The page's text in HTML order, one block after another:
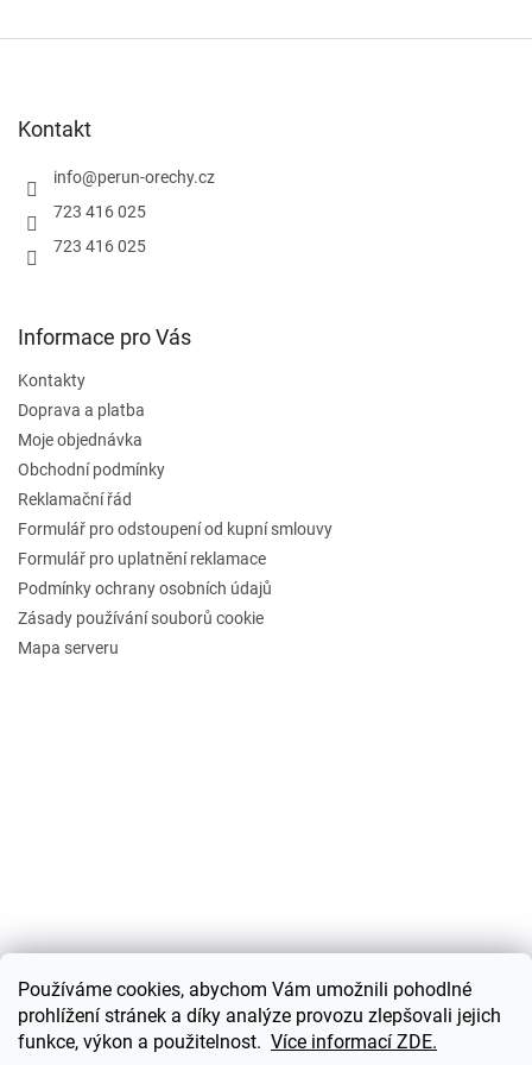
Používáme cookies, abychom Vám umožnili pohodlné
prohlížení stránek a díky analýze provozu zlepšovali jejich
funkce, výkon a použitelnost. Více informací ZDE.
Kontakt
info@perun-orechy.cz
723 416 025
723 416 025
Informace pro Vás
Kontakty
Doprava a platba
Moje objednávka
Obchodní podmínky
Reklamační řád
Formulář pro odstoupení od kupní smlouvy
Formulář pro uplatnění reklamace
Podmínky ochrany osobních údajů
Zásady používání souborů cookie
Mapa serveru